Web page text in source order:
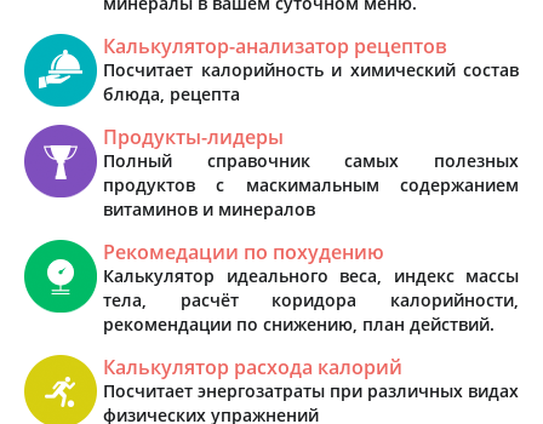
Калькулятор-анализатор рецептов
Посчитает калорийность и химический состав
блюда, рецепта
Продукты-лидеры
Полный справочник самых полезных
продуктов с маскимальным содержанием
витаминов и минералов
Рекомедации по похудению
Калькулятор идеального веса, индекс массы
тела, расчёт коридора калорийности,
рекомендации по снижению, план действий.
Калькулятор расхода калорий
Посчитает энергозатраты при различных видах
физических упражнений